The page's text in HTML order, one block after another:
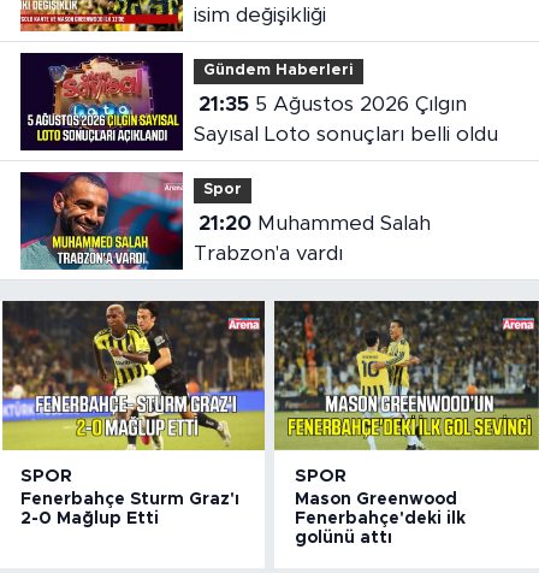
isim değişikliği
Gündem Haberleri
21:355 Ağustos 2026 Çılgın
Sayısal Loto sonuçları belli oldu
Spor
21:20Muhammed Salah
Trabzon'a vardı
SPOR
Fenerbahçe Sturm Graz'ı
2-0 Mağlup Etti
SPOR
Mason Greenwood
Fenerbahçe'deki ilk
golünü attı